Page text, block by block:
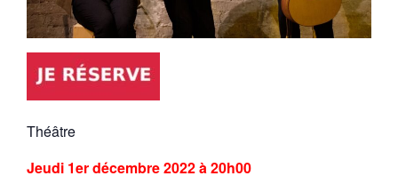
Théâtre
Jeudi 1er décembre 2022 à 20h00